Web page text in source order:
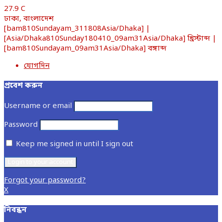
27.9 C
ঢাকা, বাংলাদেশ
[bam810Sundayam_311808Asia/Dhaka] |
[Asia/Dhaka810Sunday180410_09am31Asia/Dhaka] খ্রিস্টাব্দ |
[bam810Sundayam_09am31Asia/Dhaka] বঙ্গাব্দ
যোগদিন
প্রবেশ করুন
Username or email
Password
Keep me signed in until I sign out
Forgot your password?
X
নিবন্ধন